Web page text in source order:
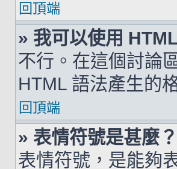
回頂端
» 我可以使用
不行。在這個討論
HTML 語法產生的
回頂端
» 表情符號是甚麼？
表情符號，是能夠